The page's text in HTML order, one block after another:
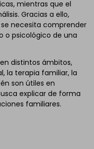
mientras que el
Gracias a ello,
necesita comprender
o psicológico de una
distintos ámbitos,
la terapia familiar, la
son útiles en
explicar de forma
familiares.